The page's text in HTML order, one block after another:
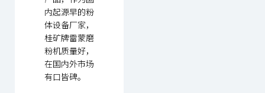
内起源早的粉
体设备厂家，
桂矿牌雷蒙磨
粉机质量好，
在国内外市场
有口皆碑。